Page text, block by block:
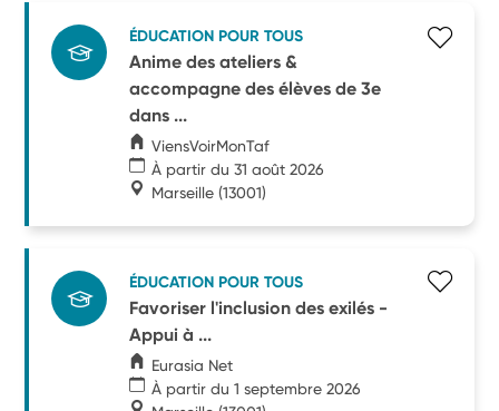
ÉDUCATION POUR TOUS
Anime des ateliers &
accompagne des élèves de 3e
dans ...
ViensVoirMonTaf
À partir du 31 août 2026
Marseille (13001)
ÉDUCATION POUR TOUS
Favoriser l'inclusion des exilés -
Appui à ...
Eurasia Net
À partir du 1 septembre 2026